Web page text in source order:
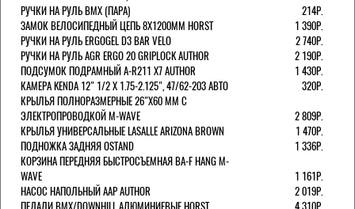
РУЧКИ НА РУЛЬ BMX (ПАРА)
214Р.
ЗАМОК ВЕЛОCИПЕДНЫЙ ЦЕПЬ 8Х1200ММ HORST
1 390Р.
РУЧКИ НА РУЛЬ ERGOGEL D3 BAR VELO
2 740Р.
РУЧКИ НА РУЛЬ AGR ERGO 20 GRIPLOCK AUTHOR
2 190Р.
ПОДСУМОК ПОДРАМНЫЙ A-R211 X7 AUTHOR
1 430Р.
КАМЕРА KENDA 12" 1/2 Х 1.75-2.125", 47/62-203 АВТО
320Р.
КРЫЛЬЯ ПОЛНОРАЗМЕРНЫЕ 26"Х60 ММ С
ЭЛЕКТРОПРОВОДКОЙ M-WAVE
2 809Р.
КРЫЛЬЯ УНИВЕРСАЛЬНЫЕ LASALLE ARIZONA BROWN
1 470Р.
ПОДНОЖКА ЗАДНЯЯ OSTAND
1 336Р.
КОРЗИНА ПЕРЕДНЯЯ БЫСТРОСЪЕМНАЯ BA-F HANG M-
WAVE
1 161Р.
НАСОС НАПОЛЬНЫЙ AAP AUTHOR
2 019Р.
ПЕДАЛИ BMX/DOWNHILL АЛЮМИНИЕВЫЕ HORST
4 310Р.